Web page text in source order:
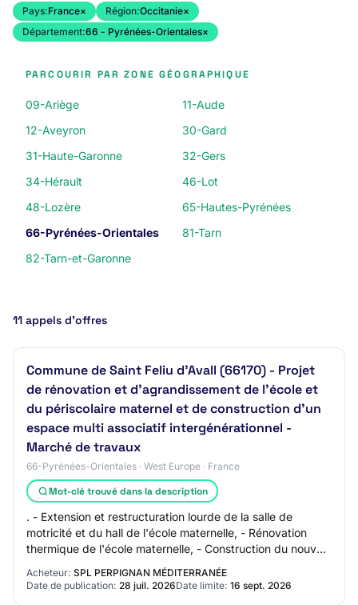
Pays:France× Région:Occitanie×
Département:66 - Pyrénées-Orientales×
PARCOURIR PAR ZONE GÉOGRAPHIQUE
09-Ariège
11-Aude
12-Aveyron
30-Gard
31-Haute-Garonne
32-Gers
34-Hérault
46-Lot
48-Lozère
65-Hautes-Pyrénées
66-Pyrénées-Orientales
81-Tarn
82-Tarn-et-Garonne
11 appels d’offres
Commune de Saint Feliu d'Avall (66170) - Projet
de rénovation et d'agrandissement de l'école et
du périscolaire maternel et de construction d'un
espace multi associatif intergénérationnel -
Marché de travaux
66-Pyrénées-Orientales · West Europe · France
Mot-clé trouvé dans la description
. - Extension et restructuration lourde de la salle de
motricité et du hall de l'école maternelle, - Rénovation
thermique de l'école maternelle, - Construction du nouvel
espace multi -générationnel e…
Acheteur: SPL PERPIGNAN MÉDITERRANÉE
Date de publication: 28 juil. 2026Date limite: 16 sept. 2026